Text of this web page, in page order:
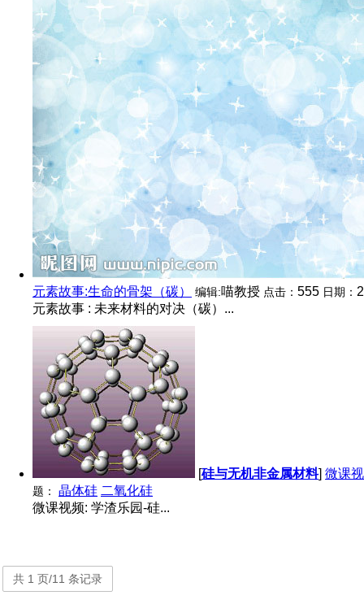
元素故事:生命的骨架（碳） 编辑:喵教授 点击： 555 日期：
元素故事 : 未来材料的对决（碳）...
[硅与无机非金属材料] 微课
题： 晶体硅 二氧化硅
微课视频: 学渣乐园-硅...
共 1 页/11 条记录